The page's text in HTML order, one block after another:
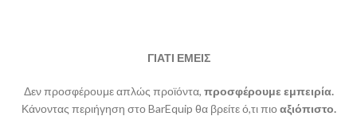
ΓΙΑΤΙ ΕΜΕΙΣ
Δεν προσφέρουμε απλώς προϊόντα, προσφέρουμε εμπειρία.
Κάνοντας περιήγηση στο BarEquip θα βρείτε ό,τι πιο αξιόπιστο.